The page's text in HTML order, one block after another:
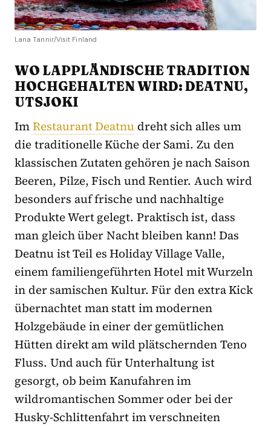
Lana Tannir/Visit Finland
WO LAPPLÄNDISCHE TRADITION
HOCHGEHALTEN WIRD: DEATNU,
UTSJOKI
ImRestaurant Deatnu dreht sich alles um
die traditionelle Küche der Sami. Zu den
klassischen Zutaten gehören je nach Saison
Beeren, Pilze, Fisch und Rentier. Auch wird
besonders auf frische und nachhaltige
Produkte Wert gelegt. Praktisch ist, dass
man gleich über Nacht bleiben kann! Das
Deatnu ist Teil es Holiday Village Valle,
einem familiengeführten Hotel mit Wurzeln
in der samischen Kultur. Für den extra Kick
übernachtet man statt im modernen
Holzgebäude in einer der gemütlichen
Hütten direkt am wild plätschernden Teno
Fluss. Und auch für Unterhaltung ist
gesorgt, ob beim Kanufahren im
wildromantischen Sommer oder bei der
Husky-Schlittenfahrt im verschneiten